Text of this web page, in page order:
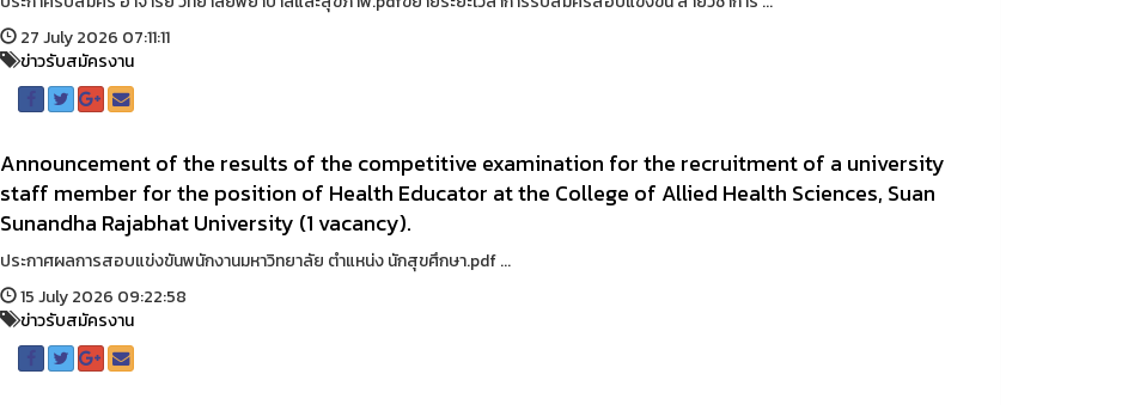
27 July 2026 07:11:11
ข่าวรับสมัครงาน
Announcement of the results of the competitive examination for the recruitment of a university
staff member for the position of Health Educator at the College of Allied Health Sciences, Suan
Sunandha Rajabhat University (1 vacancy).
ประกาศผลการสอบแข่งขันพนักงานมหาวิทยาลัย ตำแหน่ง นักสุขศึกษา.pdf ...
15 July 2026 09:22:58
ข่าวรับสมัครงาน